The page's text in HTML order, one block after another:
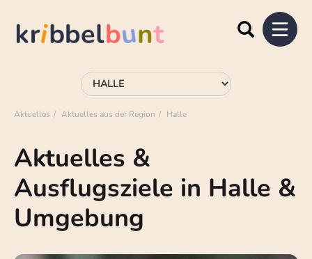
Aktuelles Aktuelles aus der Region Halle
Aktuelles &
Ausflugsziele in Halle &
Umgebung